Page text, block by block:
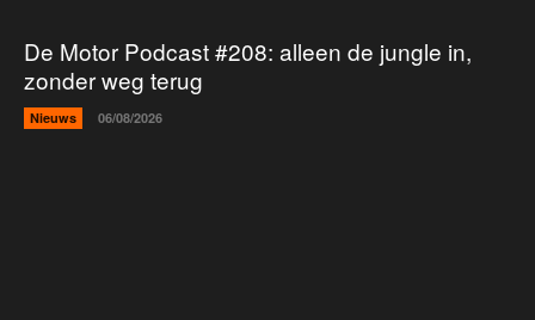
De Motor Podcast #208: alleen de jungle in,
zonder weg terug
Nieuws 06/08/2026